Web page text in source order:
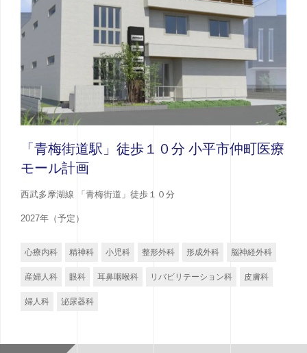
「青梅街道駅」徒歩１０分 小平市仲町医療
モール計画
西武多摩湖線 「青梅街道」徒歩１０分
2027年（予定）
心療内科 精神科 小児科 整形外科 形成外科 脳神経外科
産婦人科 眼科 耳鼻咽喉科 リバビリテーション科 皮膚科
婦人科 泌尿器科